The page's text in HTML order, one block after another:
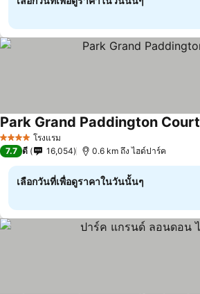
4 ดาว โรงแรม
Park Grand Paddington Court
7.7 ดี 16,054 0.6 km ถึง ไฮด์ปาร์ค
เลือกวันที่เพื่อดูราคาในวันนั้นๆ